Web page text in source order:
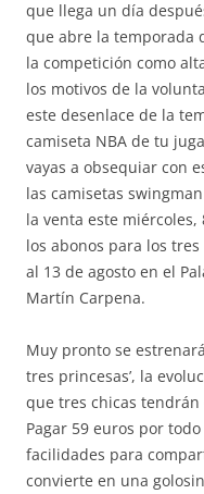
que llega un día
que abre la temporada
la competición como
los motivos de la
este desenlace de la
camiseta NBA de tu
vayas a obsequiar con
las camisetas
la venta este
los abonos para los
al 13 de agosto en el
Martín Carpena.
Muy pronto se
tres princesas’, la
que tres chicas
Pagar 59 euros por
facilidades para
convierte en una